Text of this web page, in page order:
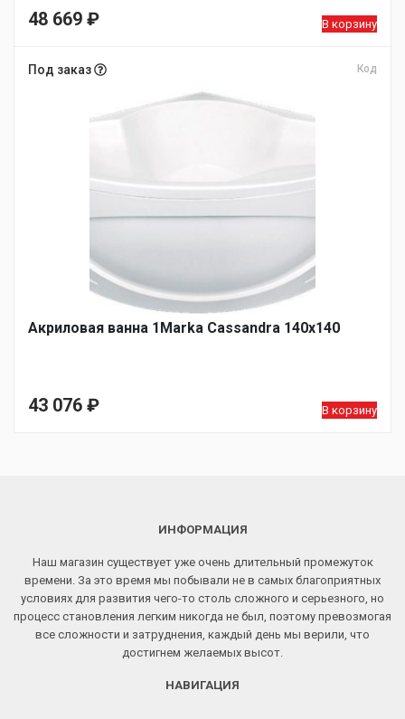
48 669 ₽ В корзину
Под заказ Код
Акриловая ванна 1Marka Cassandra 140х140
43 076 ₽ В корзину
ИНФОРМАЦИЯ
Наш магазин существует уже очень длительный промежуток
времени. За это время мы побывали не в самых благоприятных
условиях для развития чего-то столь сложного и серьезного, но
процесс становления легким никогда не был, поэтому превозмогая
все сложности и затруднения, каждый день мы верили, что
достигнем желаемых высот.
НАВИГАЦИЯ